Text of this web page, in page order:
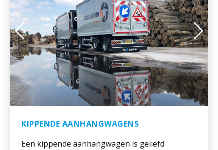
KIPPENDE AANHANGWAGENS
Een kippende aanhangwagen is geliefd